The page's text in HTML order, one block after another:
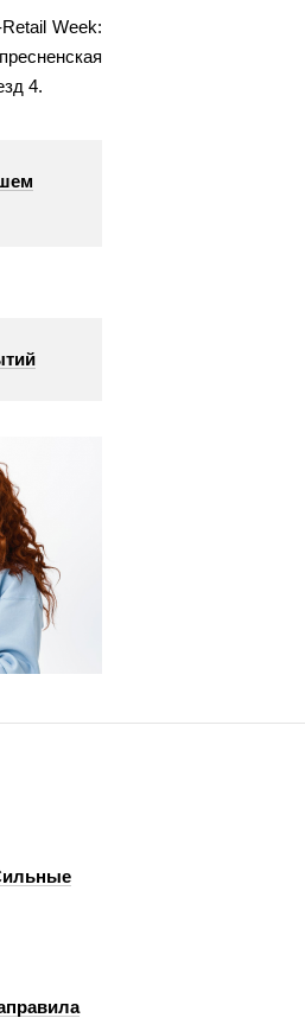
Week:
4.